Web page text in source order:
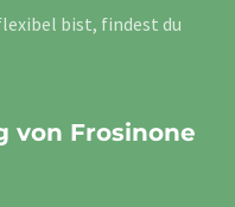
bist, findest du
von Frosinone